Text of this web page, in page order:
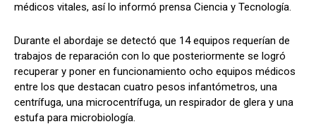
médicos vitales, así lo informó prensa Ciencia y Tecnología.
Durante el abordaje se detectó que 14 equipos requerían de
trabajos de reparación con lo que posteriormente se logró
recuperar y poner en funcionamiento ocho equipos médicos
entre los que destacan cuatro pesos infantómetros, una
centrífuga, una microcentrífuga, un respirador de glera y una
estufa para microbiología.